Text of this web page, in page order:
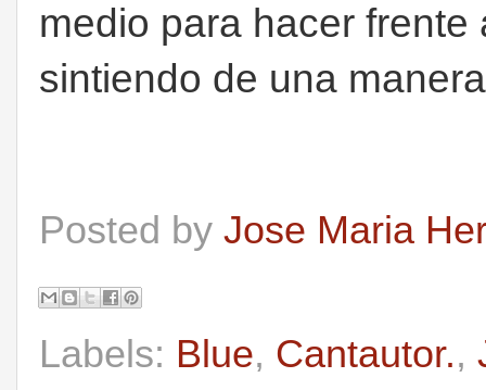
medio para hacer
sintiendo de una
Posted by Jose Maria
Labels: Blue, Cantautor.,